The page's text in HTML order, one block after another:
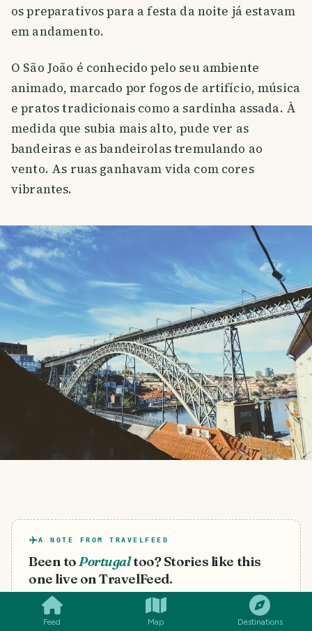
Feed Map Destinations
os preparativos para a festa da noite já estavam
em andamento.
O São João é conhecido pelo seu ambiente
animado, marcado por fogos de artifício, música
e pratos tradicionais como a sardinha assada. À
medida que subia mais alto, pude ver as
bandeiras e as bandeirolas tremulando ao
vento. As ruas ganhavam vida com cores
vibrantes.
A NOTE FROM TRAVELFEED
Been toPortugaltoo? Stories like this
one live on TravelFeed.
Start your own blog
SMILES COMMENT